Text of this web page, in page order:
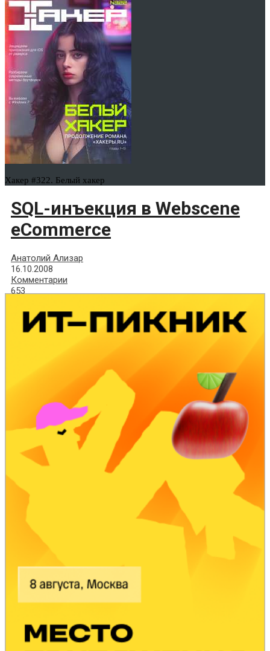
Хакер #322. Белый хакер
SQL-инъекция в Webscene
eCommerce
Анатолий Ализар
16.10.2008
Комментарии
653